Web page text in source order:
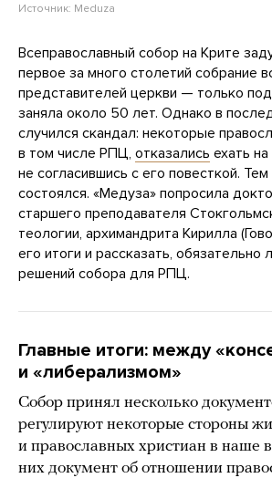
Источник: Meduza
Всеправославный собор на Крите
первое за много столетий собрание
представителей церкви — только
заняла около 50 лет. Однако в
случился скандал: некоторые
в том числе РПЦ, отказались ехать
не согласившись с его повесткой.
состоялся. «Медуза» попросила
старшего преподавателя
теологии, архимандрита Кирилла
его итоги и рассказать, обязательно
решений собора для РПЦ.
Главные итоги: между
и «либерализмом»
Собор принял несколько
регулируют некоторые стороны
и православных христиан в наше
них документ об отношении